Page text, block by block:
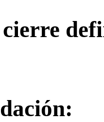
cierre